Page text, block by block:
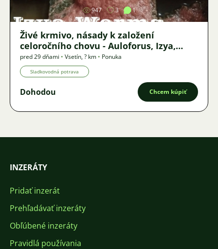
947 3 1
Živé krmivo, násady k založení
celoročního chovu - Auloforus, Izya,
Grindal, Roupice, Moina,
pred 29 dňami • Vsetín,? km • Ponuka
Sladkovodná potrava
Dohodou Chcem kúpiť
INZERÁTY
Pridať inzerát
Prehľadávať inzeráty
Obľúbené inzeráty
Pravidlá používania